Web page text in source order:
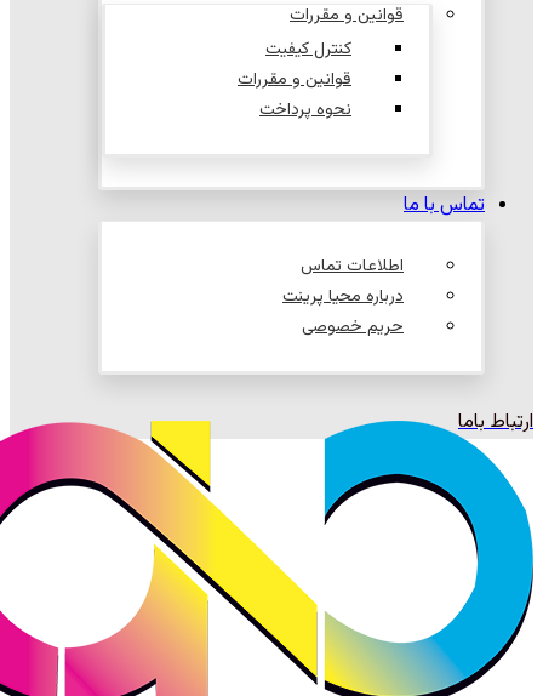
قوانین و مقررات
کنترل کیفیت
قوانین و مقررات
نحوه پرداخت
تماس با ما
اطلاعات تماس
درباره محیا پرینت
حریم خصوصی
ارتباط باما